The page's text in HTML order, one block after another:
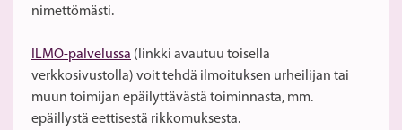
nimettömästi.
ILMO-palvelussa (linkki avautuu toisella
verkkosivustolla) voit tehdä ilmoituksen urheilijan tai
muun toimijan epäilyttävästä toiminnasta, mm.
epäillystä eettisestä rikkomuksesta.